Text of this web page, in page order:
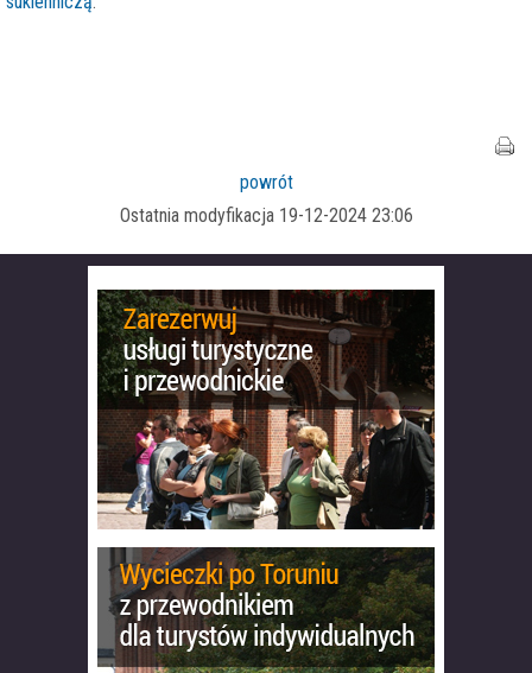
powrót
Ostatnia modyfikacja 19-12-2024 23:06